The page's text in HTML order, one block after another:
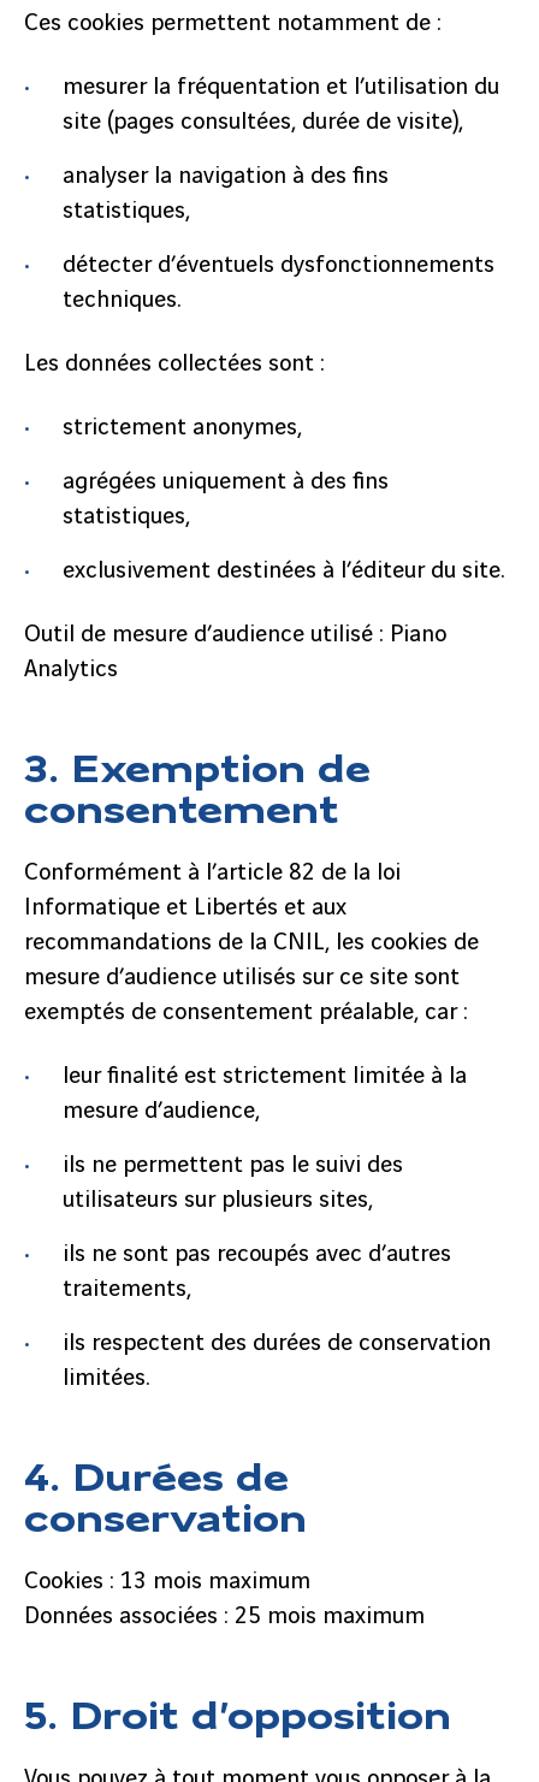
Ces cookies permettent notamment de :
mesurer la fréquentation et l’utilisation du
site (pages consultées, durée de visite),
analyser la navigation à des fins
statistiques,
détecter d’éventuels dysfonctionnements
techniques.
Les données collectées sont :
strictement anonymes,
agrégées uniquement à des fins
statistiques,
exclusivement destinées à l’éditeur du site.
Outil de mesure d’audience utilisé : Piano
Analytics
3. Exemption de
consentement
Conformément à l’article 82 de la loi
Informatique et Libertés et aux
recommandations de la CNIL, les cookies de
mesure d’audience utilisés sur ce site sont
exemptés de consentement préalable, car :
leur finalité est strictement limitée à la
mesure d’audience,
ils ne permettent pas le suivi des
utilisateurs sur plusieurs sites,
ils ne sont pas recoupés avec d’autres
traitements,
ils respectent des durées de conservation
limitées.
4. Durées de
conservation
Cookies : 13 mois maximum
Données associées : 25 mois maximum
5. Droit d’opposition